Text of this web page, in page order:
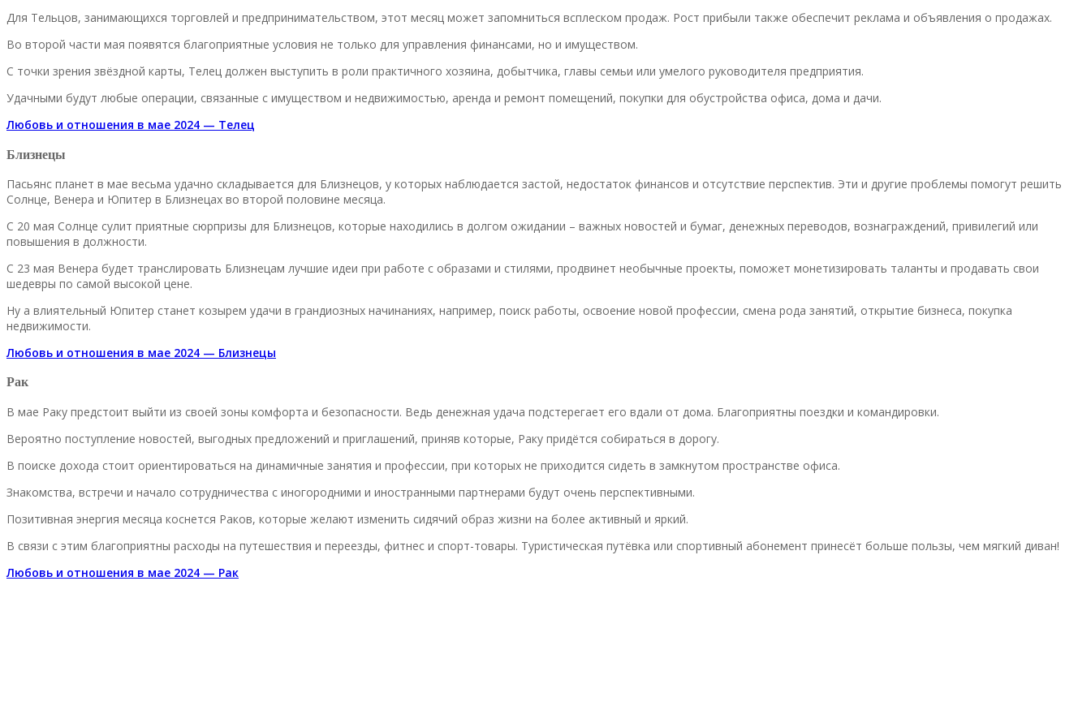
Для Тельцов, занимающихся торговлей и предпринимательством, этот месяц может запомниться всплеском продаж. Рост прибыли также обеспечит реклама и объявления о продажах.
Во второй части мая появятся благоприятные условия не только для управления финансами, но и имуществом.
С точки зрения звёздной карты, Телец должен выступить в роли практичного хозяина, добытчика, главы семьи или умелого руководителя предприятия.
Удачными будут любые операции, связанные с имуществом и недвижимостью, аренда и ремонт помещений, покупки для обустройства офиса, дома и дачи.
Любовь и отношения в мае 2024 — Телец
Близнецы
Пасьянс планет в мае весьма удачно складывается для Близнецов, у которых наблюдается застой, недостаток финансов и отсутствие перспектив. Эти и другие проблемы помогут решить
Солнце, Венера и Юпитер в Близнецах во второй половине месяца.
С 20 мая Солнце сулит приятные сюрпризы для Близнецов, которые находились в долгом ожидании – важных новостей и бумаг, денежных переводов, вознаграждений, привилегий или
повышения в должности.
С 23 мая Венера будет транслировать Близнецам лучшие идеи при работе с образами и стилями, продвинет необычные проекты, поможет монетизировать таланты и продавать свои
шедевры по самой высокой цене.
Ну а влиятельный Юпитер станет козырем удачи в грандиозных начинаниях, например, поиск работы, освоение новой профессии, смена рода занятий, открытие бизнеса, покупка
недвижимости.
Любовь и отношения в мае 2024 — Близнецы
Рак
В мае Раку предстоит выйти из своей зоны комфорта и безопасности. Ведь денежная удача подстерегает его вдали от дома. Благоприятны поездки и командировки.
Вероятно поступление новостей, выгодных предложений и приглашений, приняв которые, Раку придётся собираться в дорогу.
В поиске дохода стоит ориентироваться на динамичные занятия и профессии, при которых не приходится сидеть в замкнутом пространстве офиса.
Знакомства, встречи и начало сотрудничества с иногородними и иностранными партнерами будут очень перспективными.
Позитивная энергия месяца коснется Раков, которые желают изменить сидячий образ жизни на более активный и яркий.
В связи с этим благоприятны расходы на путешествия и переезды, фитнес и спорт-товары. Туристическая путёвка или спортивный абонемент принесёт больше пользы, чем мягкий диван!
Любовь и отношения в мае 2024 — Рак